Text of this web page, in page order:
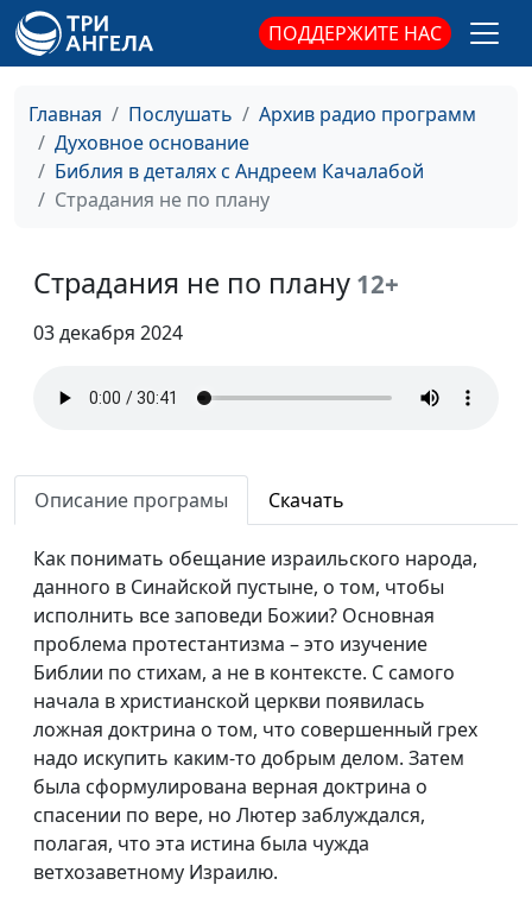
ПОДДЕРЖИТЕ НАС
Главная Послушать
Архив радио программ
Духовное основание
Библия в деталях с Андреем Качалабой
Страдания не по плану
Страдания не по плану 12+
03 декабря 2024
Описание програмы Скачать
Как понимать обещание израильского народа,
данного в Синайской пустыне, о том, чтобы
исполнить все заповеди Божии? Основная
проблема протестантизма – это изучение
Библии по стихам, а не в контексте. С самого
начала в христианской церкви появилась
ложная доктрина о том, что совершенный грех
надо искупить каким-то добрым делом. Затем
была сформулирована верная доктрина о
спасении по вере, но Лютер заблуждался,
полагая, что эта истина была чужда
ветхозаветному Израилю.
С Новым годом!
Андрей Качалаба,
священнослужитель
#133
Самый умный
Андрей Качалаба,
#132
Верность
Андрей Качалаба,
Чудеса: кричать или
действовать
Андрей Качалаба,
священнослужитель
Как снимается грех?
Правда у Бога
Андрей Качалаба,
священнослужитель
Жизнь без
ограничений
Андрей Качалаба,
священнослужитель
Принцип
справедливости
Андрей Качалаба,
священнослужитель
Секреты позитива
Андрей Качалаба,
священнослужитель
#124
Страх Божий
Андрей Качалаба,
священнослужитель
Рождение свыше